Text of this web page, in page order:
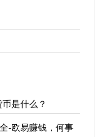
是什么？
-欧易赚钱，何事